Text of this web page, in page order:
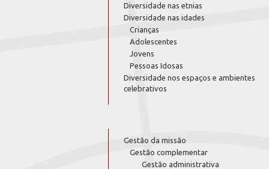
Diversidade nas etnias
Diversidade nas idades
Crianças
Adolescentes
Jovens
Pessoas Idosas
Diversidade nos espaços e ambientes
celebrativos
Gestão da missão
Gestão complementar
Gestão administrativa